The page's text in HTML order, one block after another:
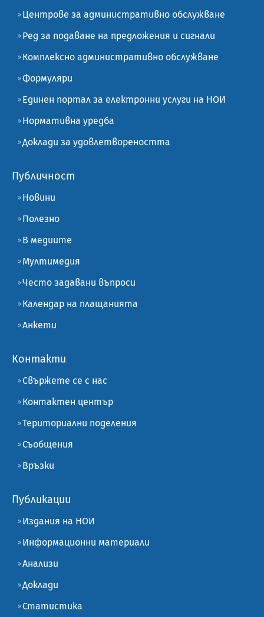
Центрове за административно обслужване
Ред за подаване на предложения и сигнали
Комплексно административно обслужване
Формуляри
Единен портал за електронни услуги на НОИ
Нормативна уредба
Доклади за удовлетвореността
Публичност
Новини
Полезно
В медиите
Мултимедия
Често задавани въпроси
Календар на плащанията
Анкети
Контакти
Свържете се с нас
Контактен център
Териториални поделения
Съобщения
Връзки
Публикации
Издания на НОИ
Информационни материали
Анализи
Доклади
Статистика